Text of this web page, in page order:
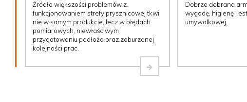
Źródło większości problemów z
funkcjonowaniem strefy prysznicowej tkwi
nie w samym produkcie, lecz w błędach
pomiarowych, niewłaściwym
przygotowaniu podłoża oraz zaburzonej
kolejności prac.
Dobrze dobrana
wygodę, higienę i
umywalkowej.